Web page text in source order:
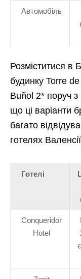
Автомобіль
Розміститися в
будинку Torre
Buñol 2* поруч
що ці варіанти
багато
готелях
Готелі
Conqueridor
Hotel